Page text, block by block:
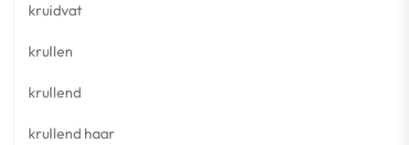
kruidvat
krullen
krullend
krullend haar